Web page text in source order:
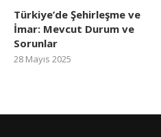
Türkiye’de Şehirleşme ve
İmar: Mevcut Durum ve
Sorunlar
28 Mayıs 2025